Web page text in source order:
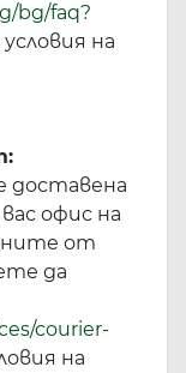
bg/faq?
на
доставена
офис на
от
да
courier-
на